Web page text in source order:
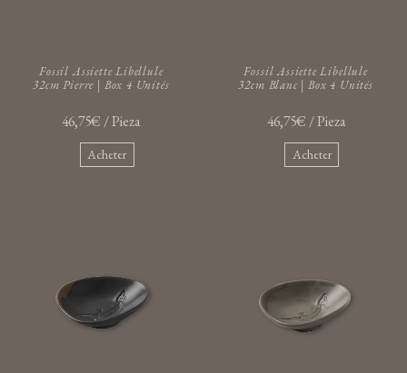
Fossil Assiette Libellule
32cm Pierre | Box 4 Unités
46,75€ / Pieza
Acheter
Fossil Assiette Libellule
32cm Blanc | Box 4 Unités
46,75€ / Pieza
Acheter